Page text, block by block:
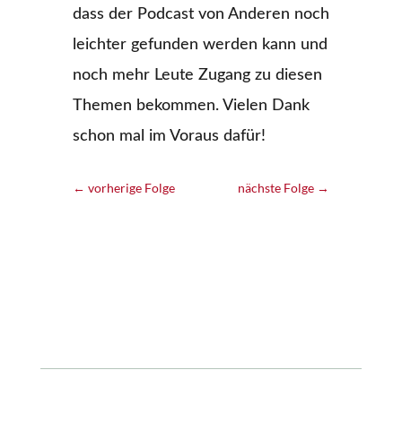
dass der Podcast von Anderen noch
leichter gefunden werden kann und
noch mehr Leute Zugang zu diesen
Themen bekommen. Vielen Dank
schon mal im Voraus dafür!
← vorherige Folge nächste Folge →